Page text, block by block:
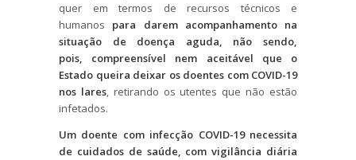
quer em termos de recursos técnicos e
humanos para darem acompanhamento na
situação de doença aguda, não sendo,
pois, compreensível nem aceitável que o
Estado queira deixar os doentes com COVID-19
nos lares, retirando os utentes que não estão
infetados.
Um doente com infecção COVID-19 necessita
de cuidados de saúde, com vigilância diária